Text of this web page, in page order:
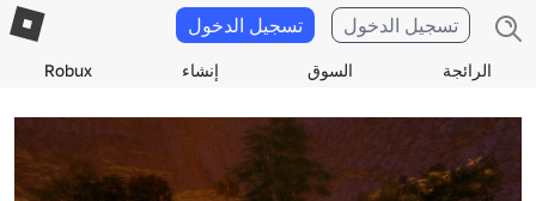
الرائجة السوق إنشاء Robux
تسجيل الدخول تسجيل الدخول